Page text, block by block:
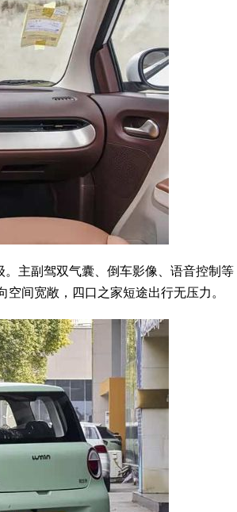
主副驾双气囊、倒车影像、语音控制等
空间宽敞，四口之家短途出行无压力。